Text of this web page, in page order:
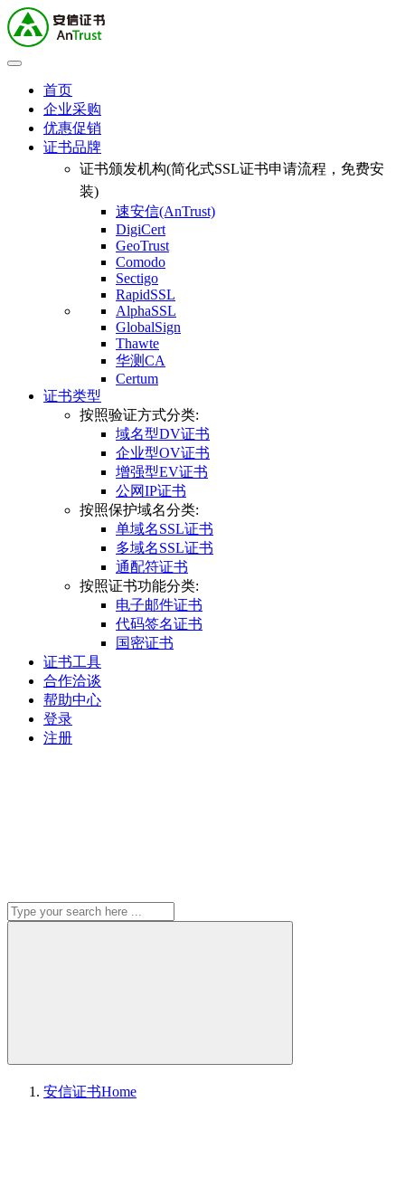
首页
企业采购
优惠促销
证书品牌
证书颁发机构(简化式SSL证书申请流程，免费安
装)
速安信(AnTrust)
DigiCert
GeoTrust
Comodo
Sectigo
RapidSSL
AlphaSSL
GlobalSign
Thawte
华测CA
Certum
证书类型
按照验证方式分类:
域名型DV证书
企业型OV证书
增强型EV证书
公网IP证书
按照保护域名分类:
单域名SSL证书
多域名SSL证书
通配符证书
按照证书功能分类:
电子邮件证书
代码签名证书
国密证书
证书工具
合作洽谈
帮助中心
登录
注册
安信证书Home